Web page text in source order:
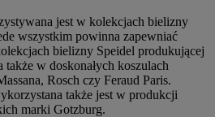
jest w kolekcjach bielizny
wszystkim powinna zapewniać
bielizny Speidel produkującej
w doskonałych koszulach
Rosch czy Feraud Paris.
także jest w produkcji
marki Gotzburg.